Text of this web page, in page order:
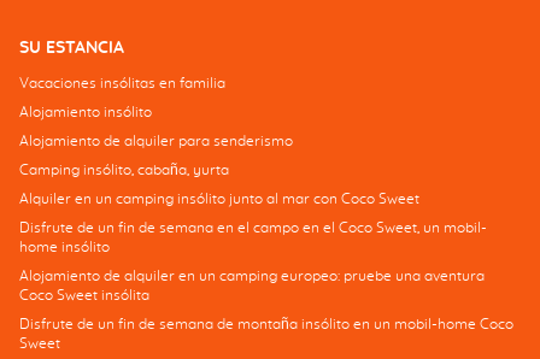
SU ESTANCIA
Vacaciones insólitas en familia
Alojamiento insólito
Alojamiento de alquiler para senderismo
Camping insólito, cabaña, yurta
Alquiler en un camping insólito junto al mar con Coco Sweet
Disfrute de un fin de semana en el campo en el Coco Sweet, un mobil-
home insólito
Alojamiento de alquiler en un camping europeo: pruebe una aventura
Coco Sweet insólita
Disfrute de un fin de semana de montaña insólito en un mobil-home Coco
Sweet